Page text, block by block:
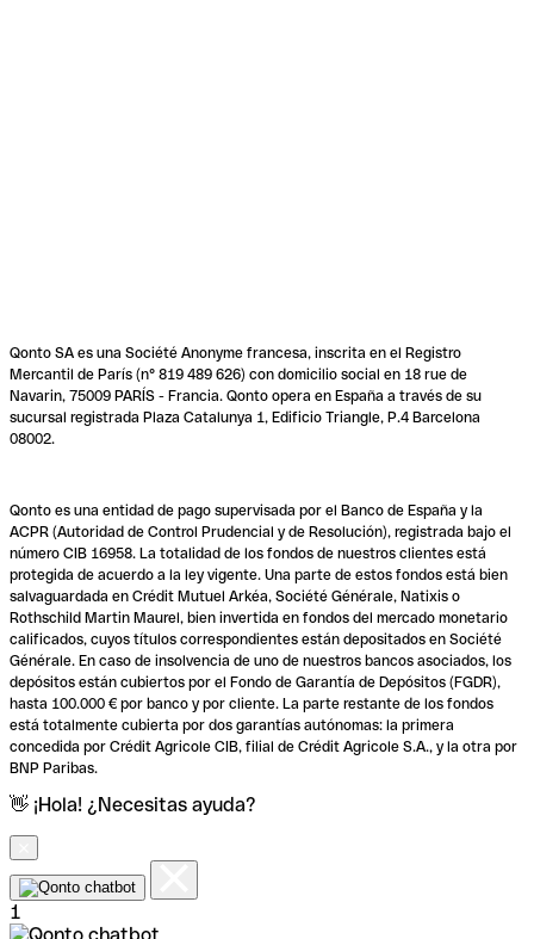
Qonto SA es una Société Anonyme francesa, inscrita en el Registro
Mercantil de París (n° 819 489 626) con domicilio social en 18 rue de
Navarin, 75009 PARÍS - Francia. Qonto opera en España a través de su
sucursal registrada Plaza Catalunya 1, Edificio Triangle, P.4 Barcelona
08002.
Qonto es una entidad de pago supervisada por el Banco de España y la
ACPR (Autoridad de Control Prudencial y de Resolución), registrada bajo el
número CIB 16958. La totalidad de los fondos de nuestros clientes está
protegida de acuerdo a la ley vigente. Una parte de estos fondos está bien
salvaguardada en Crédit Mutuel Arkéa, Société Générale, Natixis o
Rothschild Martin Maurel, bien invertida en fondos del mercado monetario
calificados, cuyos títulos correspondientes están depositados en Société
Générale. En caso de insolvencia de uno de nuestros bancos asociados, los
depósitos están cubiertos por el Fondo de Garantía de Depósitos (FGDR),
hasta 100.000 € por banco y por cliente. La parte restante de los fondos
está totalmente cubierta por dos garantías autónomas: la primera
concedida por Crédit Agricole CIB, filial de Crédit Agricole S.A., y la otra por
BNP Paribas.
👋 ¡Hola! ¿Necesitas ayuda?
1